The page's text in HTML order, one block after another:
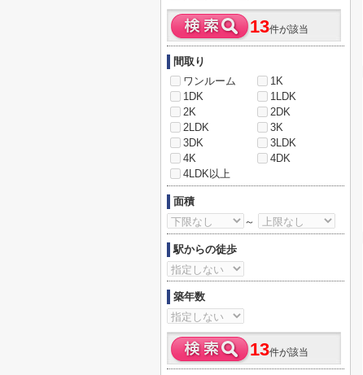
13件が該当
間取り
ワンルーム
1K
1DK
1LDK
2K
2DK
2LDK
3K
3DK
3LDK
4K
4DK
4LDK以上
面積
～
駅からの徒歩
築年数
13件が該当